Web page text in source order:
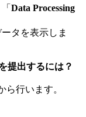
Data Processing
タを表示しま
提出するには？
ら行います。